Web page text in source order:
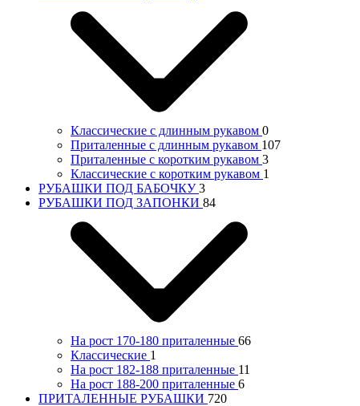
Классические с длинным рукавом 0
Приталенные с длинным рукавом 107
Приталенные с коротким рукавом 3
Классические с коротким рукавом 1
РУБАШКИ ПОД БАБОЧКУ3
РУБАШКИ ПОД ЗАПОНКИ 84
На рост 170-180 приталенные 66
Классические 1
На рост 182-188 приталенные 11
На рост 188-200 приталенные 6
ПРИТАЛЕННЫЕ РУБАШКИ 720